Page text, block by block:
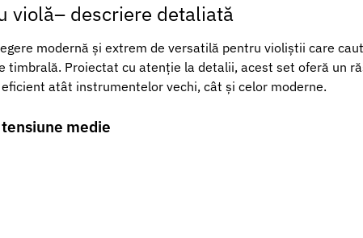
violă– descriere detaliată
modernă și extrem de versatilă pentru violiștii care
Proiectat cu atenție la detalii, acest set oferă un
atât instrumentelor vechi, cât și celor moderne.
medie